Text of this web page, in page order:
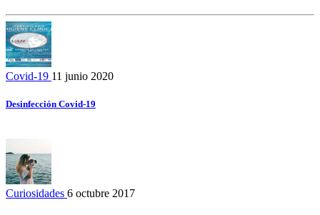
Covid-19 11 junio 2020
Desinfección Covid-19
Curiosidades 6 octubre 2017